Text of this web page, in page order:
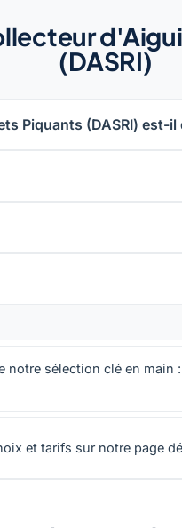
(DASRI)
Piquants (DASRI) est-
notre sélection clé en main
et tarifs sur notre page